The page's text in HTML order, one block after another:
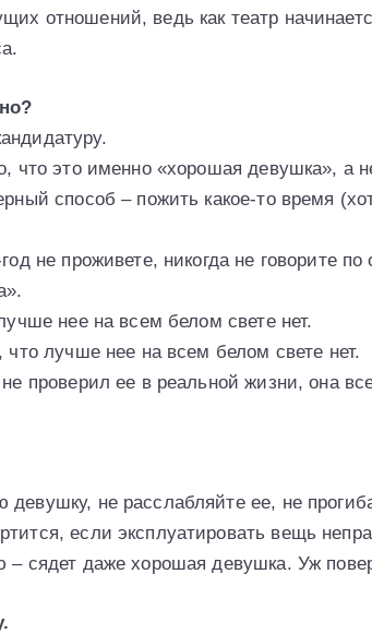
отношений, ведь как театр
что это именно «хорошая девушка», а
способ – пожить какое-то время
не проживете, никогда не говорите
нее на всем белом свете нет.
лучше нее на всем белом свете нет.
проверил ее в реальной жизни, она
не расслабляйте ее, не
если эксплуатировать вещь
сядет даже хорошая девушка. Уж